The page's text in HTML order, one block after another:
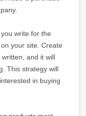
write for the
your site. Create
and it will
This strategy will
in buying